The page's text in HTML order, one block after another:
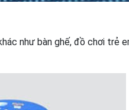
như bàn ghế, đồ chơi trẻ